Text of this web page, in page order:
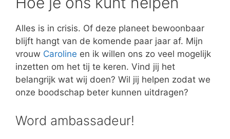
Alles is in crisis. Of deze planeet bewoonbaar
blijft hangt van de komende paar jaar af. Mijn
vrouw Caroline en ik willen ons zo veel mogelijk
inzetten om het tij te keren. Vind jij het
belangrijk wat wij doen? Wil jij helpen zodat we
onze boodschap beter kunnen uitdragen?
Word ambassadeur!